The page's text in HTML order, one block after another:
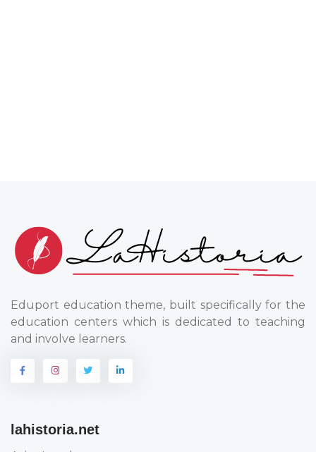
Eduport education theme, built specifically for the
education centers which is dedicated to teaching
and involve learners.
lahistoria.net